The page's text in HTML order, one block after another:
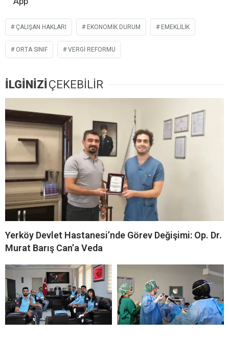
ÇALIŞAN HAKLARI EKONOMIK DURUM EMEKLILIK
ORTA SINIF VERGI REFORMU
İLGİNİZİÇEKEBİLİR
Yerköy Devlet Hastanesi’nde Görev Değişimi: Op. Dr.
Murat Barış Can’a Veda